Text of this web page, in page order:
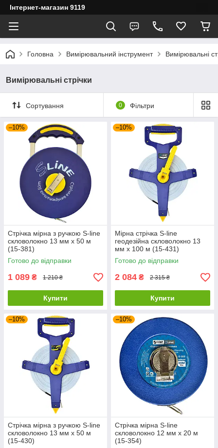
Інтернет-магазин 9119
Головна Вимірювальний інструмент Вимірювальні
Вимірювальні стрічки
Сортування 0 Фільтри
–10%
Стрічка мірна з ручкою S-line
скловолокно 13 мм х 50 м
(15-381)
Готово до відправки
1 089 ₴ 1 210 ₴
Купити
–10%
Мірна стрічка S-line
геодезійна скловолокно 13
мм х 100 м (15-431)
Готово до відправки
2 084 ₴ 2 315 ₴
Купити
–10%
Стрічка мірна з ручкою S-line
скловолокно 13 мм х 50 м
(15-430)
–10%
Стрічка мірна S-line
скловолокно 12 мм х 20 м
(15-354)